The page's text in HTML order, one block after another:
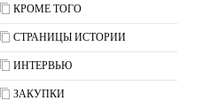
КРОМЕ ТОГО
СТРАНИЦЫ ИСТОРИИ
ИНТЕРВЬЮ
ЗАКУПКИ